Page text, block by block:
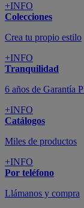
+INFO
Colecciones
Crea tu propio estilo
+INFO
Tranquilidad
6 años de Garantía
+INFO
Catálogos
Miles de productos
+INFO
Por teléfono
Llámanos y compra